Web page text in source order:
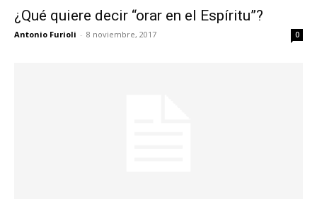
¿Qué quiere decir “orar en el Espíritu”?
Antonio Furioli - 8 noviembre, 2017 0